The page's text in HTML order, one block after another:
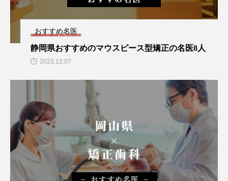
おすすめ名医
静岡県おすすめのマウスピース型矯正の名医8人
2023.12.07